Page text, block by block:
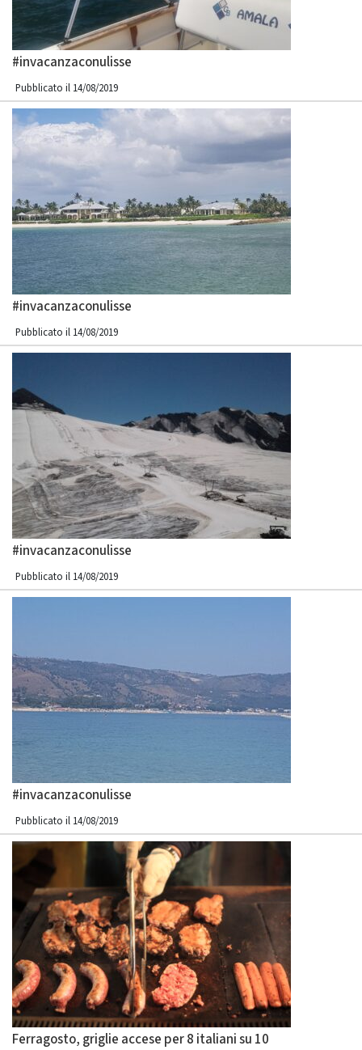
#invacanzaconulisse
Pubblicato il 14/08/2019
#invacanzaconulisse
Pubblicato il 14/08/2019
#invacanzaconulisse
Pubblicato il 14/08/2019
#invacanzaconulisse
Pubblicato il 14/08/2019
Ferragosto, griglie accese per 8 italiani su 10